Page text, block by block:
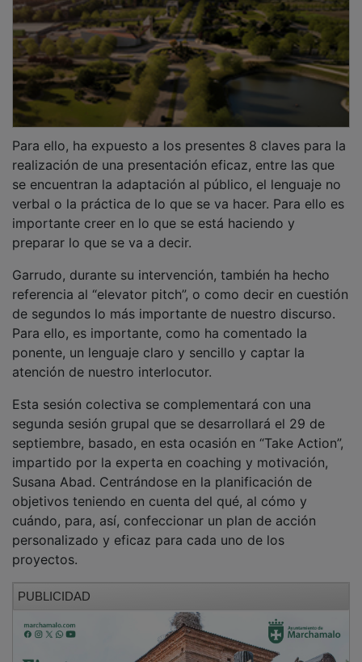
realización de una presentación eficaz, entre las que
se encuentran la adaptación al público, el lenguaje no
verbal o la práctica de lo que se va hacer. Para ello es
importante creer en lo que se está haciendo y
preparar lo que se va a decir.
referencia al “elevator pitch”, o como decir en cuestión
de segundos lo más importante de nuestro discurso.
Para ello, es importante, como ha comentado la
ponente, un lenguaje claro y sencillo y captar la
atención de nuestro interlocutor.
segunda sesión grupal que se desarrollará el 29 de
septiembre, basado, en esta ocasión en “Take Action”,
impartido por la experta en coaching y motivación,
Susana Abad. Centrándose en la planificación de
objetivos teniendo en cuenta del qué, al cómo y
cuándo, para, así, confeccionar un plan de acción
personalizado y eficaz para cada uno de los
proyectos.